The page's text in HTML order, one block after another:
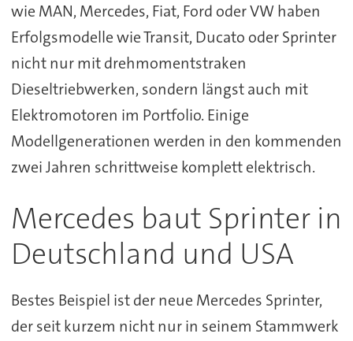
wie MAN, Mercedes, Fiat, Ford oder VW haben
Erfolgsmodelle wie Transit, Ducato oder Sprinter
nicht nur mit drehmomentstraken
Dieseltriebwerken, sondern längst auch mit
Elektromotoren im Portfolio. Einige
Modellgenerationen werden in den kommenden
zwei Jahren schrittweise komplett elektrisch.
Mercedes baut Sprinter in
Deutschland und USA
Bestes Beispiel ist der neue Mercedes Sprinter,
der seit kurzem nicht nur in seinem Stammwerk